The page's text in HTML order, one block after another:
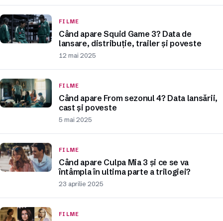
FILME
Când apare Squid Game 3? Data de
lansare, distribuție, trailer și poveste
12 mai 2025
FILME
Când apare From sezonul 4? Data lansării,
cast și poveste
5 mai 2025
FILME
Când apare Culpa Mia 3 și ce se va
întâmpla în ultima parte a trilogiei?
23 aprilie 2025
FILME